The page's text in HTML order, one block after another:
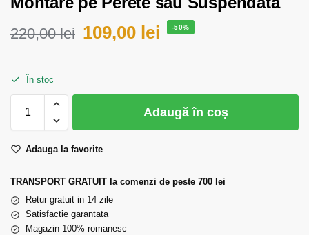
220,00lei 109,00 lei -50%
În stoc
Adaugă în coș
Adauga la favorite
TRANSPORT GRATUIT la comenzi de peste 700 lei
Retur gratuit in 14 zile
Satisfactie garantata
Magazin 100% romanesc